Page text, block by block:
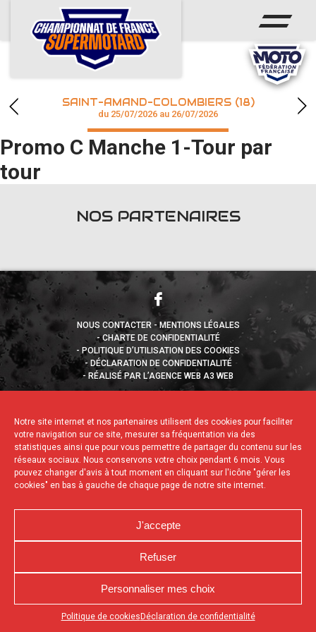
Notre site internet et nos partenaires utilisent des cookies pour faciliter
votre navigation sur ce site, mesurer sa fréquentation via des
statistiques ainsi que pour vous permettre de partager du contenu sur les
réseaux sociaux. Nous conservons votre choix pendant 6 mois. Vous
pouvez changer d'avis à tout moment en cliquant sur l'icône "gérer les
cookies" en bas à gauche de chaque page de notre site internet.
J'accepte
Refuser
Personnaliser mes choix
Politique de cookies Déclaration de confidentialité
Appuyez sur le bouton partager en bas de votre
ACCUEIL
ACTUS
CALENDRIER
CHAMPIONNAT
RÉSULTATS
PHOTOS / WEB TV
SAINT-AMAND-COLOMBIERS (18)
du 25/07/2026 au 26/07/2026
Promo C Manche 1-Tour par
tour
NOS PARTENAIRES
NOUS CONTACTER
MENTIONS LÉGALES
CHARTE DE CONFIDENTIALITÉ
POLITIQUE D’UTILISATION DES COOKIES
DÉCLARATION DE CONFIDENTIALITÉ
RÉALISÉ PAR L’AGENCE WEB A3 WEB